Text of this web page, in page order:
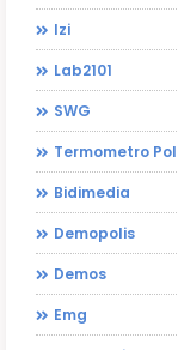
Izi
Lab2101
SWG
Termometro
Bidimedia
Demopolis
Demos
Emg